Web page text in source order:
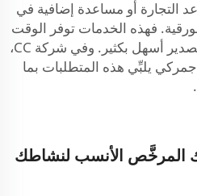
التجارة أو مساعدة إضافية في
فهذه الخدمات توفر الوقت
وتجعل عمليات الاستيراد والتصدير أسهل بكثير. وفي شركة CC،
يلبِّي هذه المتطلبات بما
المرخَّص الأنسب لنشاطك